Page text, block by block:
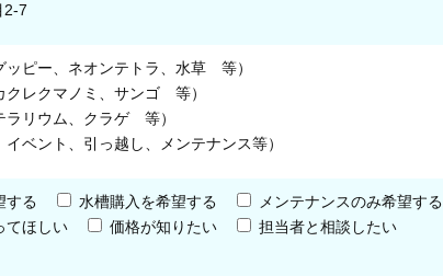
2-7
ッピー、ネオンテトラ、水草 等）
クレクマノミ、サンゴ 等）
ラリウム、クラゲ 等）
ベント、引っ越し、メンテナンス等）
する 水槽購入を希望する
メンテナンスのみ希望する
てほしい
価格が知りたい
担当者と相談したい